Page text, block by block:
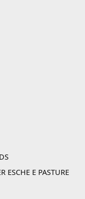
ESCHE E PASTURE